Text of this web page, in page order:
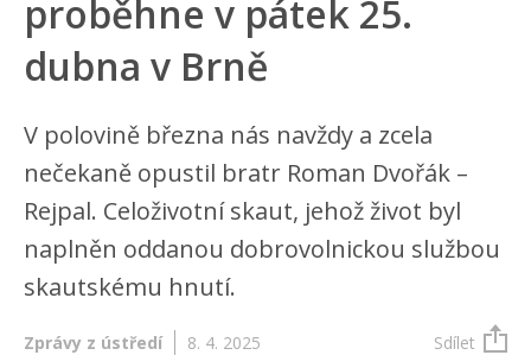
proběhne v pátek 25.
dubna v Brně
V polovině března nás navždy a zcela
nečekaně opustil bratr Roman Dvořák –
Rejpal. Celoživotní skaut, jehož život byl
naplněn oddanou dobrovolnickou službou
skautskému hnutí.
Zprávy z ústředí 8. 4. 2025 Sdílet